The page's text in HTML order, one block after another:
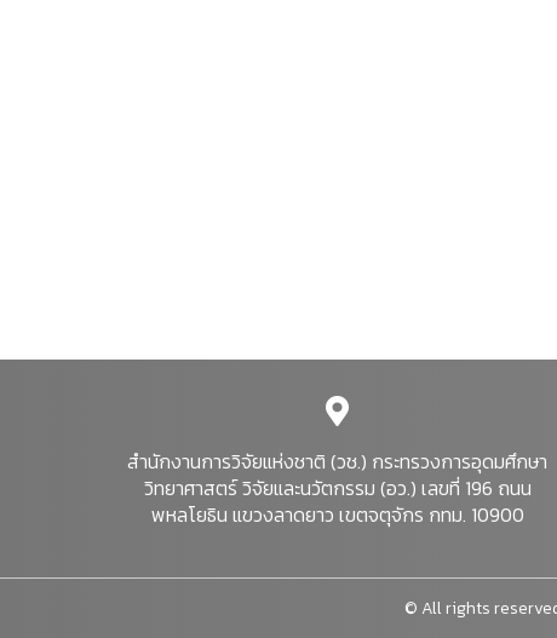
สำนักงานการวิจัยแห่งชาติ (วช.) กระทรวงการอุดมศึกษา
วิทยาศาสตร์ วิจัยและนวัตกรรม (อว.) เลขที่ 196 ถนน
พหลโยธิน แขวงลาดยาว เขตจตุจักร กทม. 10900
© All rights